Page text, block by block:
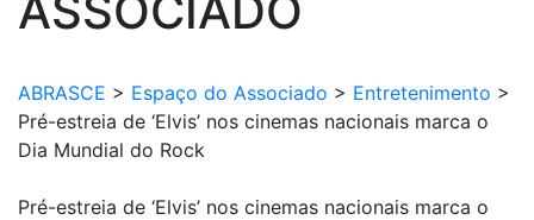
ABRASCE > Espaço do Associado > Entretenimento >
Pré-estreia de ‘Elvis’ nos cinemas nacionais marca o
Dia Mundial do Rock
Pré-estreia de ‘Elvis’ nos cinemas nacionais marca o